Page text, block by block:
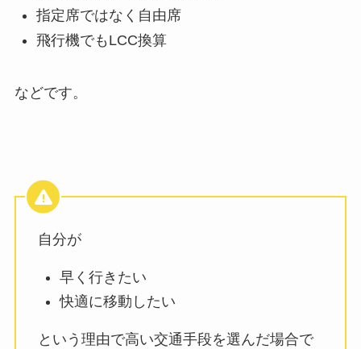
指定席ではなく自由席
飛行機でも LCC換算
などです。
自分が
早く行きたい
快適に移動したい
という理由で高い交通手段を選んだ場合で